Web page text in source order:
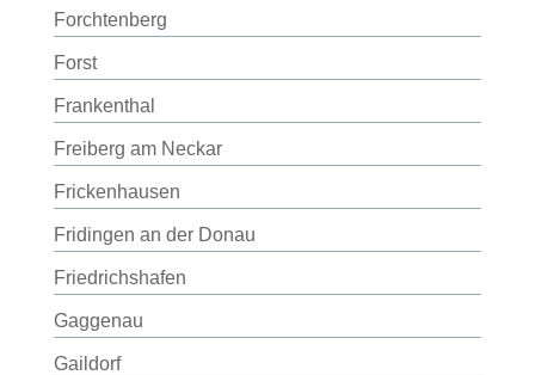
Forchtenberg
Forst
Frankenthal
Freiberg am Neckar
Frickenhausen
Fridingen an der Donau
Friedrichshafen
Gaggenau
Gaildorf